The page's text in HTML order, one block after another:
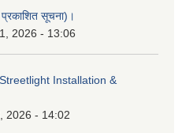
प्रकाशित सूचना)।
2026 - 13:06
Streetlight Installation &
2026 - 14:02